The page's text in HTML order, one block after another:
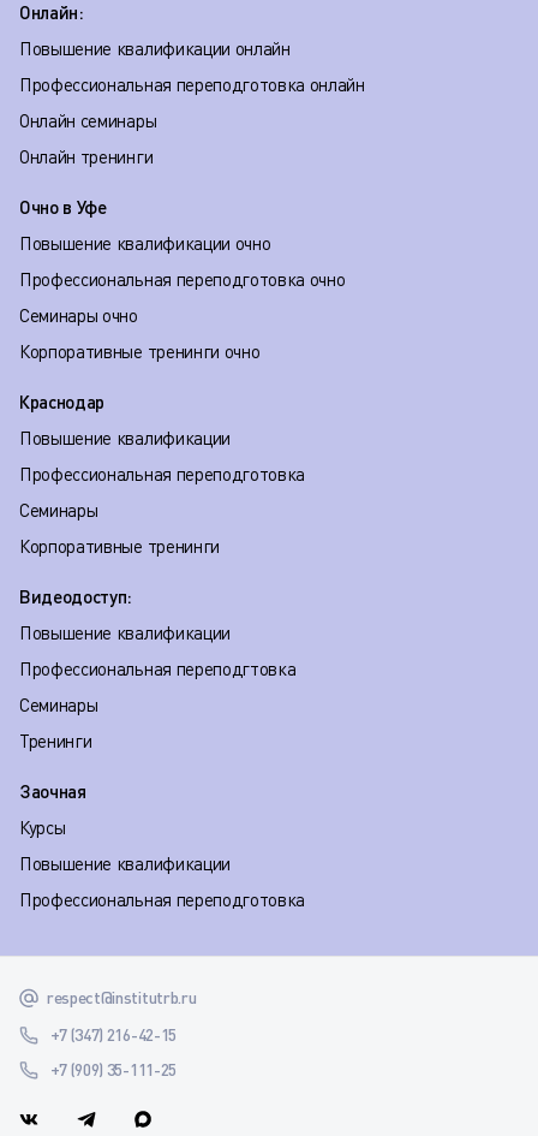
Онлайн:
Повышение квалификации онлайн
Профессиональная переподготовка онлайн
Онлайн семинары
Онлайн тренинги
Очно в Уфе
Повышение квалификации очно
Профессиональная переподготовка очно
Семинары очно
Корпоративные тренинги очно
Краснодар
Повышение квалификации
Профессиональная переподготовка
Семинары
Корпоративные тренинги
Видеодоступ:
Повышение квалификации
Профессиональная переподгтовка
Семинары
Тренинги
Заочная
Курсы
Повышение квалификации
Профессиональная переподготовка
respect@institutrb.ru
+7 (347) 216-42-15
+7 (909) 35-111-25